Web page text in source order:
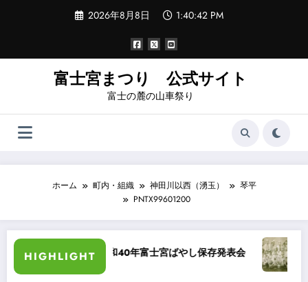
ツ
2026年8月8日 1:40:43 PM
富士宮まつり 公式サイト
富士の麓の山車祭り
ホーム 町内・組織 神田川以西（湧玉）
琴平
PNTX99601200
HIGHLIGHT
ー化 昭和40年富士宮ばやし保存発表会 “祭り